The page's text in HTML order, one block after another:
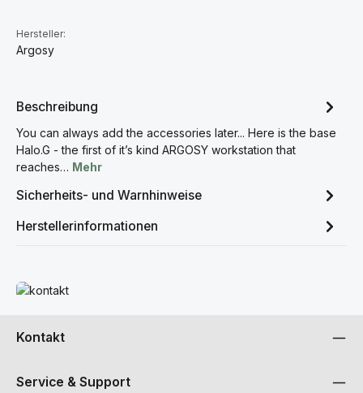
Hersteller:
Argosy
Beschreibung
You can always add the accessories later... Here is the base
Halo.G - the first of it’s kind ARGOSY workstation that
reaches… Mehr
Sicherheits- und Warnhinweise
Herstellerinformationen
Mehr erfahren
Kontakt
Service & Support